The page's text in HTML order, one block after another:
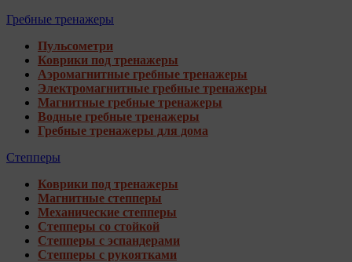
Гребные тренажеры
Пульсометри
Коврики под тренажеры
Аэромагнитные гребные тренажеры
Электромагнитные гребные тренажеры
Магнитные гребные тренажеры
Водные гребные тренажеры
Гребные тренажеры для дома
Степперы
Коврики под тренажеры
Магнитные степперы
Механические степперы
Степперы со стойкой
Степперы с эспандерами
Степперы с рукоятками